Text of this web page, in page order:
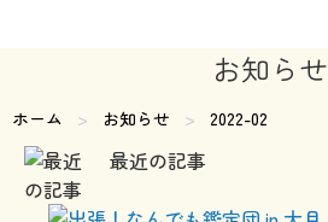
お知らせ
ホーム お知らせ 現在のページ:
2022-02
最近の記事